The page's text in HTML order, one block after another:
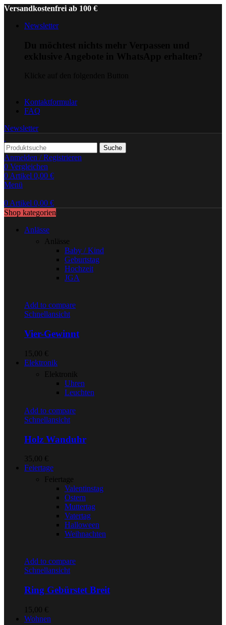
Versandkostenfrei ab 100 €
Newsletter
Kontaktformular
FAQ
Newsletter
Suche
Anmelden / Registrieren
0 Vergleichen
0Artikel 0,00 €
Menü
0Artikel 0,00 €
Shop kategorien
Anlässe
Anlässe
Baby / Kind
Geburtstag
Hochzeit
JGA
Add to compare
Schnellansicht
Vier-Gewinnt
15,00 €
Elektronik
Elektronik
Uhren
Leuchten
Add to compare
Schnellansicht
Holz Wanduhr
35,00 €
Feiertage
Feiertage
Valentinstag
Ostern
Muttertag
Vatertag
Halloween
Weihnachten
Add to compare
Schnellansicht
Ring Gebürstet Breit
15,00 €
Wohnen